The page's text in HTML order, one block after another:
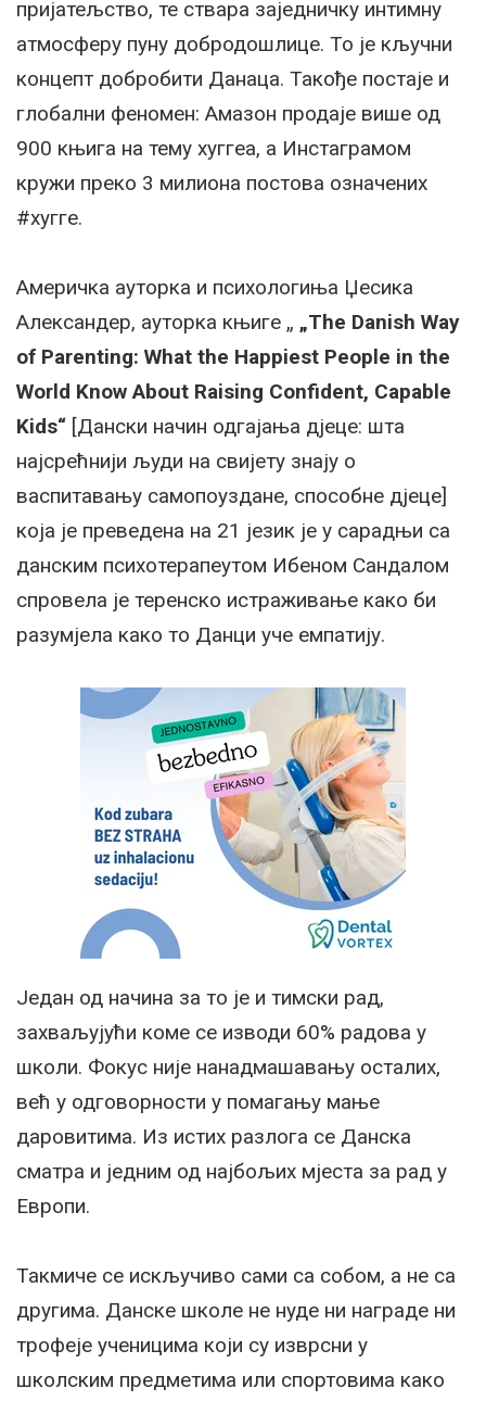
пријатељство, те ствара заједничку интимну
атмосферу пуну добродошлице. То је кључни
концепт добробити Данаца. Такође постаје и
глобални феномен: Амазон продаје више од
900 књига на тему хyггеа, а Инстаграмом
кружи преко 3 милиона постова означених
#хyгге.
Америчка ауторка и психологиња Џесика
Александер, ауторка књиге „ „The Danish Way
of Parenting: What the Happiest People in the
World Know About Raising Confident, Capable
Kids“ [Дански начин одгајања дјеце: шта
најсрећнији људи на свијету знају о
васпитавању самопоуздане, способне дјеце]
која је преведена на 21 језик је у сарадњи са
данским психотерапеутом Ибеном Сандалом
спровела је теренско истраживање како би
разумјела како то Данци уче емпатију.
Један од начина за то је и тимски рад,
захваљујући коме се изводи 60% радова у
школи. Фокус није нанадмашавању осталих,
већ у одговорности у помагању мање
даровитима. Из истих разлога се Данска
сматра и једним од најбољих мјеста за рад у
Европи.
Такмиче се искључиво сами са собом, а не са
другима. Данске школе не нуде ни награде ни
трофеје ученицима који су изврсни у
школским предметима или спортовима како